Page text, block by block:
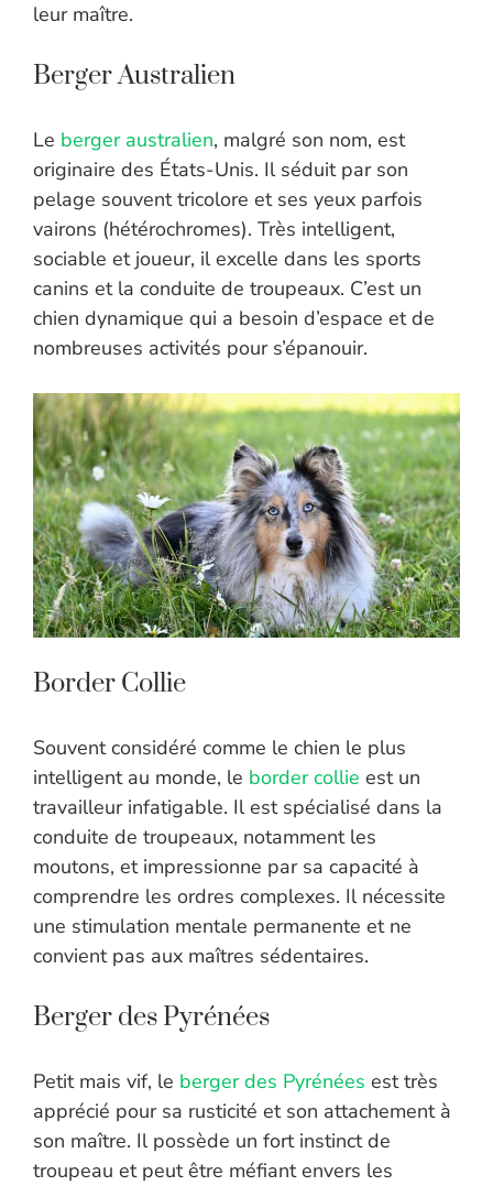
leur maître.
Berger Australien
Le berger australien, malgré son nom, est
originaire des États-Unis. Il séduit par son
pelage souvent tricolore et ses yeux parfois
vairons (hétérochromes). Très intelligent,
sociable et joueur, il excelle dans les sports
canins et la conduite de troupeaux. C’est un
chien dynamique qui a besoin d’espace et de
nombreuses activités pour s’épanouir.
Border Collie
Souvent considéré comme le chien le plus
intelligent au monde, le border collie est un
travailleur infatigable. Il est spécialisé dans la
conduite de troupeaux, notamment les
moutons, et impressionne par sa capacité à
comprendre les ordres complexes. Il nécessite
une stimulation mentale permanente et ne
convient pas aux maîtres sédentaires.
Berger des Pyrénées
Petit mais vif, le berger des Pyrénées est très
apprécié pour sa rusticité et son attachement à
son maître. Il possède un fort instinct de
troupeau et peut être méfiant envers les